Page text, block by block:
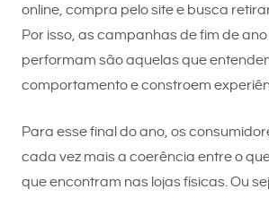
online, compra pelo site e busca
Por isso, as campanhas de fim de
performam são aquelas que
comportamento e constroem
Para esse final do ano, os
cada vez mais a coerência entre o
que encontram nas lojas físicas. Ou